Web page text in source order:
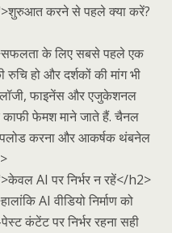
करने से पहले क्या करें?
के लिए सबसे पहले एक
हो और दर्शकों की मांग भी
फाइनेंस और एजुकेशनल
फेमश माने जाते हैं. चैनल
करना और आकर्षक थंबनेल
AI पर निर्भर न रहें</h2>
AI वीडियो निर्माण को
कंटेंट पर निर्भर रहना सही